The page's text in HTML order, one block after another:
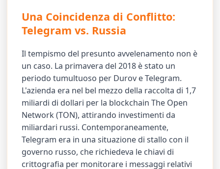
Una Coincidenza di Conflitto:
Telegram vs. Russia
Il tempismo del presunto avvelenamento non è
un caso. La primavera del 2018 è stato un
periodo tumultuoso per Durov e Telegram.
L'azienda era nel bel mezzo della raccolta di 1,7
miliardi di dollari per la blockchain The Open
Network (TON), attirando investimenti da
miliardari russi. Contemporaneamente,
Telegram era in una situazione di stallo con il
governo russo, che richiedeva le chiavi di
crittografia per monitorare i messaggi relativi